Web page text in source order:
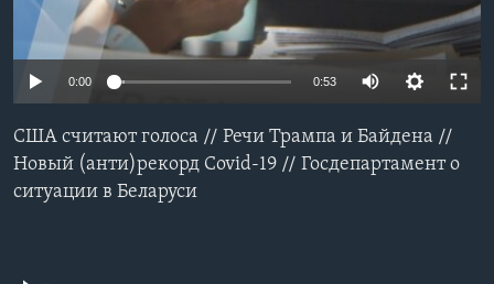
Learning English
Языки
0:00 0:53
США считают голоса // Речи Трампа и Байдена //
Новый (анти)рекорд Covid-19 // Госдепартамент о
ситуации в Беларуси